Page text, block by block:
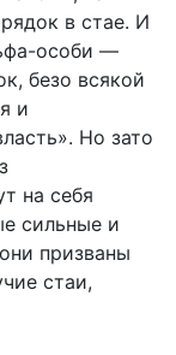
в стае. И
особи —
безо всякой
и
Но зато
на себя
сильные и
призваны
стаи,